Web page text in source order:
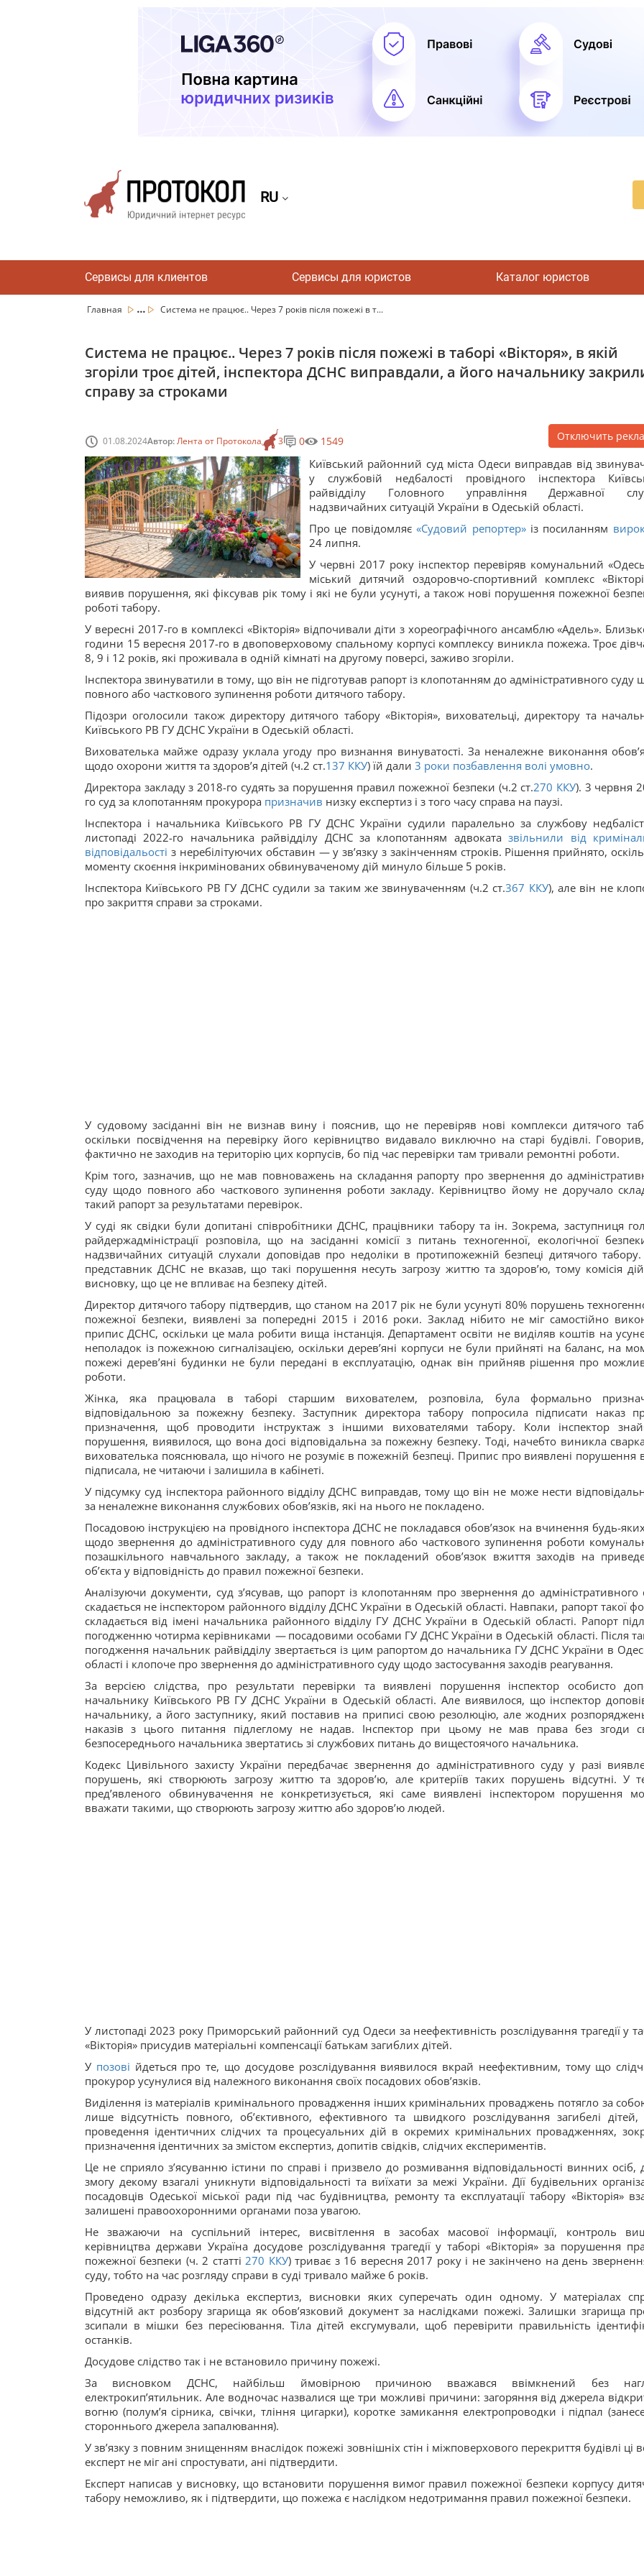
RU
Сервисы для клиентов Сервисы для юристов Каталог юристов
Главная ... Система не працює.. Через 7 років після пожежі в т...
Система не працює.. Через 7 років після пожежі в таборі «Вікторя», в якій
згоріли троє дітей, інспектора ДСНС виправдали, а його начальнику
справу за строками
01.08.2024Автор:Лента от Протокола 3 0 1549 Отключить
Київський районний суд міста Одеси виправдав від
у службовій недбалості провідного інспектора
райвідділу Головного управління Державної
надзвичайних ситуацій України в Одеській області.
Про це повідомляє«Судовий репортер»із посиланням
24 липня.
У червні 2017 року інспектор перевіряв комунальний
міський дитячий оздоровчо-спортивний комплекс
виявив порушення, які фіксував рік тому і які не були усунуті, а також нові порушення пожежної
роботі табору.
У вересні 2017-го в комплексі «Вікторія» відпочивали діти з хореографічного ансамблю «Адель».
години 15 вересня 2017-го в двоповерховому спальному корпусі комплексу виникла пожежа. Троє
8, 9 і 12 років, які проживала в одній кімнаті на другому поверсі, заживо згоріли.
Інспектора звинуватили в тому, що він не підготував рапорт із клопотанням до адміністративного суду
повного або часткового зупинення роботи дитячого табору.
Підозри оголосили також директору дитячого табору «Вікторія», виховательці, директору та
Київського РВ ГУ ДСНС України в Одеській області.
Вихователька майже одразу уклала угоду про визнання винуватості. За неналежне виконання
щодо охорони життя та здоров’я дітей (ч.2 ст.137 ККУ) їй дали 3 роки позбавлення волі умовно.
Директора закладу з 2018-го судять за порушення правил пожежної безпеки (ч.2 ст.270 ККУ). 3 червня
го суд за клопотанням прокурора призначив низку експертиз і з того часу справа на паузі.
Інспектора і начальника Київського РВ ГУ ДСНС України судили паралельно за службову
листопаді 2022-го начальника райвідділу ДСНС за клопотанням адвокатазвільнили від
відповідальості з неребілітуючих обставин —у звʼязку з закінченням строків. Рішення прийнято,
моменту скоєння інкримінованих обвинуваченому дій минуло більше 5 років.
Інспектора Київського РВ ГУ ДСНС судили за таким же звинуваченням (ч.2 ст.367 ККУ), але він не
про закриття справи за строками.
У судовому засіданні він не визнав вину і пояснив, що не перевіряв нові комплекси дитячого
оскільки посвідчення на перевірку його керівництво видавало виключно на старі будівлі.
фактично не заходив на територію цих корпусів, бо під час перевірки там тривали ремонтні роботи.
Крім того, зазначив, що не мав повноважень на складання рапорту про звернення до
суду щодо повного або часткового зупинення роботи закладу. Керівництво йому не доручало
такий рапорт за результатами перевірок.
У суді як свідки були допитані співробітники ДСНС, працівники табору та ін. Зокрема, заступниця
райдержадміністрації розповіла, що на засіданні комісії з питань техногенної, екологічної
надзвичайних ситуацій слухали доповідав про недоліки в протипожежній безпеці дитячого
представник ДСНС не вказав, що такі порушення несуть загрозу життю та здоровʼю, тому комісія
висновку, що це не впливає на безпеку дітей.
Директор дитячого табору підтвердив, що станом на 2017 рік не були усунуті 80% порушень
пожежної безпеки, виявлені за попередні 2015 і 2016 роки. Заклад нібито не міг самостійно
припис ДСНС, оскільки це мала робити вища інстанція. Департамент освіти не виділяв коштів на
неполадок із пожежною сигналізацією, оскільки деревʼяні корпуси не були прийняті на баланс, на
пожежі деревʼяні будинки не були передані в експлуатацію, однак він прийняв рішення про
роботи.
Жінка, яка працювала в таборі старшим вихователем, розповіла, була формально
відповідальною за пожежну безпеку. Заступник директора табору попросила підписати наказ
призначення, щоб проводити інструктаж з іншими вихователями табору. Коли інспектор
порушення, виявилося, що вона досі відповідальна за пожежну безпеку. Тоді, начебто виникла
вихователька пояснювала, що нічого не розуміє в пожежній безпеці. Припис про виявлені порушення
підписала, не читаючи і залишила в кабінеті.
У підсумку суд інспектора районного відділу ДСНС виправдав, тому що він не може нести
за неналежне виконання службових обовʼязків, які на нього не покладено.
Посадовою інструкцією на провідного інспектора ДСНС не покладався обовʼязок на вчинення будь-
щодо звернення до адміністративного суду для повного або часткового зупинення роботи
позашкільного навчального закладу, а також не покладений обовʼязок вжиття заходів на
обʼєкта у відповідність до правил пожежної безпеки.
Аналізуючи документи, суд зʼясував, що рапорт із клопотанням про звернення до адміністративного
скадається не інспектором районного відділу ДСНС України в Одеській області. Навпаки, рапорт такої
складається від імені начальника районного відділу ГУ ДСНС України в Одеській області. Рапорт
погодженню чотирма керівниками —посадовими особами ГУ ДСНС України в Одеській області. Після
погодження начальник райвідділу звертається із цим рапортом до начальника ГУ ДСНС України в
області і клопоче про звернення до адміністративного суду щодо застосування заходів реагування.
За версією слідства, про результати перевірки та виявлені порушення інспектор особисто
начальнику Київського РВ ГУ ДСНС України в Одеській області. Але виявилося, що інспектор
начальнику, а його заступнику, який поставив на приписі свою резолюцію, але жодних
наказів з цього питання підлеглому не надав. Інспектор при цьому не мав права без згоди
безпосереднього начальника звертатись зі службових питань до вищестоячого начальника.
Кодекс Цивільного захисту України передбачає звернення до адміністративного суду у разі
порушень, які створюють загрозу життю та здоровʼю, але критеріїв таких порушень відсутні. У
предʼявленого обвинувачення не конкретизується, які саме виявлені інспектором порушення
вважати такими, що створюють загрозу життю або здоровʼю людей.
У листопаді 2023 року Приморський районний суд Одеси за неефективність розслідування трагедії у
«Вікторія» присудив матеріальні компенсації батькам загиблих дітей.
У позові йдеться про те, що досудове розслідування виявилося вкрай неефективним, тому що
прокурор усунулися від належного виконання своїх посадових обовʼязків.
Виділення із матеріалів кримінального провадження інших кримінальних проваджень потягло за
лише відсутність повного, обʼєктивного, ефективного та швидкого розслідування загибелі
проведення ідентичних слідчих та процесуальних дій в окремих кримінальних провадженнях,
призначення ідентичних за змістом експертиз, допитів свідків, слідчих експериментів.
Це не сприяло зʼясуванню істини по справі і призвело до розмивання відповідальності винних осіб,
змогу декому взагалі уникнути відповідальності та виїхати за межі України. Дії будівельних
посадовців Одеської міської ради під час будівництва, ремонту та експлуатації табору «Вікторія»
залишені правоохоронними органами поза увагою.
Не зважаючи на суспільний інтерес, висвітлення в засобах масової інформації, контроль
керівництва держави Україна досудове розслідування трагедії у таборі «Вікторія» за порушення
пожежної безпеки (ч. 2 статті 270 ККУ) триває з 16 вересня 2017 року і не закінчено на день
суду, тобто на час розгляду справи в суді тривало майже 6 років.
Проведено одразу декілька експертиз, висновки яких суперечать один одному. У матеріалах
відсутній акт розбору згарища як обовʼязковий документ за наслідками пожежі. Залишки згарища
зсипали в мішки без пересіювання. Тіла дітей ексгумували, щоб перевірити правильність
останків.
Досудове слідство так і не встановило причину пожежі.
За висновком ДСНС, найбільш ймовірною причиною вважався ввімкнений без
електрокипʼятильник. Але водночас назвалися ще три можливі причини: загоряння від джерела
вогню (полумʼя сірника, свічки, тління цигарки), коротке замикання електропроводки і підпал
стороннього джерела запалювання).
У звʼязку з повним знищенням внаслідок пожежі зовнішніх стін і міжповерхового перекриття будівлі ці
експерт не міг ані спростувати, ані підтвердити.
Експерт написав у висновку, що встановити порушення вимог правил пожежної безпеки корпусу
табору неможливо, як і підтвердити, що пожежа є наслідком недотримання правил пожежної безпеки.